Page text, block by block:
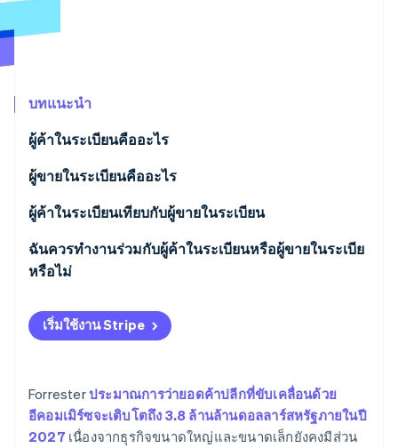
การก่อตั้งบริษัทสตาร์ทอัพ
Stripe Sessions 2026
AI อย่างไร
บทแนะนำ
ผู้ค้าในระเบียนคืออะไร
ผู้ขายในระเบียนคืออะไร
ผู้ค้าในระเบียนเทียบกับผู้ขายในระเบียน
สถานการณ์ที่หนึ่ง: ผู้ค้าในระเบียนและผู้ขายในระเบียน
เป็นนิติบุคคลที่แตกต่างกัน
สถานการณ์ที่สอง: ผู้ค้าในระเบียนและผู้ขายในระเบียน
ในฐานะนิติบุคคลเดียวกัน
ฉันควรทํางานร่วมกับผู้ค้าในระเบียนหรือผู้ขายในระเบีย
หรือไม่
เริ่มใช้งาน Stripe
Forresterประมาณการว่ายอดค้าปลีกที่ขับเคลื่อนด้วย
อีคอมเมิร์ซจะเติบโตถึง 3.8 ล้านล้านดอลลาร์สหรัฐภายในปี
2027 เนื่องจากธุรกิจขนาดใหญ่และขนาดเล็กยังคงมีส่วน